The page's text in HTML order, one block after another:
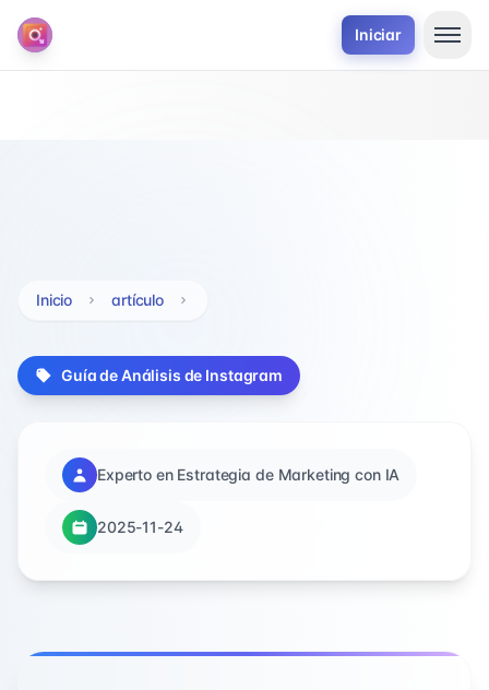
Iniciar
Inicio artículo
Guía de Análisis de Instagram
Experto en Estrategia de Marketing con IA
2025-11-24